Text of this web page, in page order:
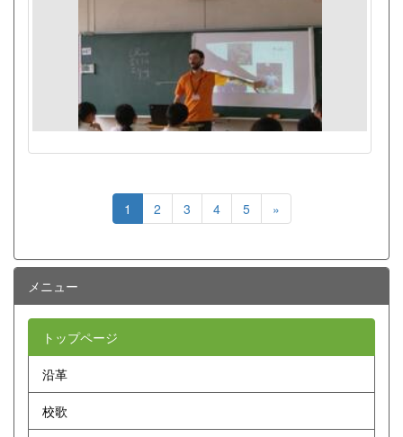
1 2 3 4 5 »
メニュー
トップページ
沿革
校歌